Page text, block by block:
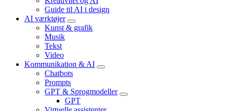
child
menu
Guide til AI i design
AI værktøjer
expand
child
Kunst & grafik
Musik
Tekst
Video
Kommunikation & AI
expand
Chatbots
Prompts
GPT & Sprogmodeller
expand
GPT